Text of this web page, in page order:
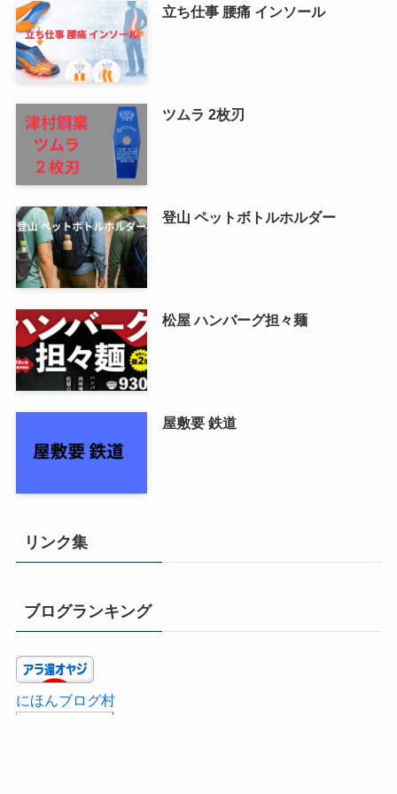
立ち仕事 腰痛 インソール
ツムラ 2枚刃
登山 ペットボトルホルダー
松屋 ハンバーグ担々麺
屋敷要 鉄道
リンク集
ブログランキング
にほんブログ村